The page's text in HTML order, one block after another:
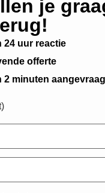
je
24 uur reactie
offerte
2 minuten